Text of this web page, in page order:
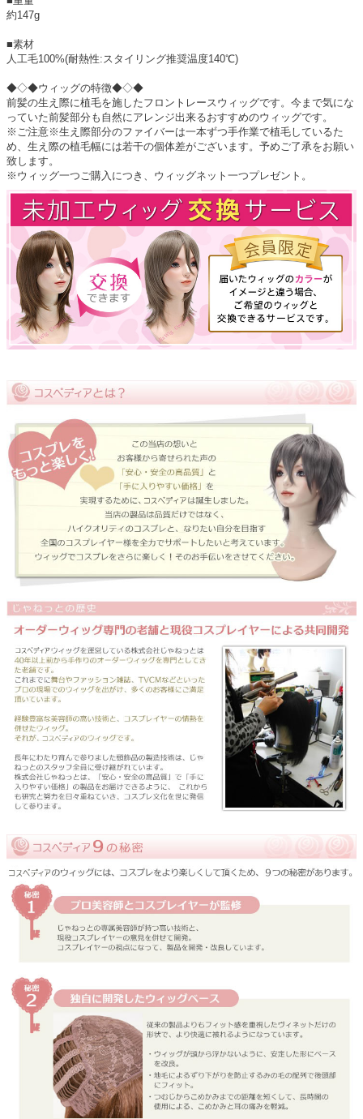
約147g
■素材
人工毛100%(耐熱性:スタイリング推奨温度140℃)
◆◇◆ウィッグの特徴◆◇◆
前髪の生え際に植毛を施したフロントレースウィッグです。今まで気にな
っていた前髪部分も自然にアレンジ出来るおすすめのウィッグです。
※ご注意※生え際部分のファイバーは一本ずつ手作業で植毛しているた
め、生え際の植毛幅には若干の個体差がございます。予めご了承をお願い
致します。
※ウィッグ一つご購入につき、ウィッグネット一つプレゼント。